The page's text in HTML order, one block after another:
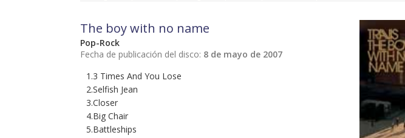
The boy with no name
Pop-Rock
Fecha de publicación del disco: 8 de mayo de 2007
1.3 Times And You Lose
2.Selfish Jean
3.Closer
4.Big Chair
5.Battleships